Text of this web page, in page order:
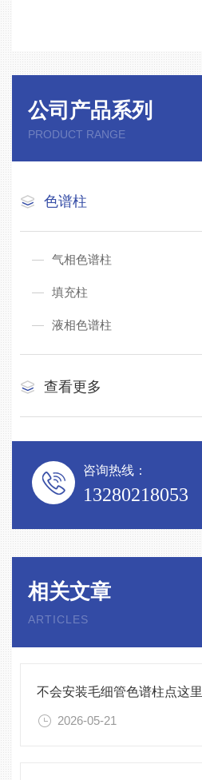
公司产品系列
PRODUCT RANGE
色谱柱
气相色谱柱
填充柱
液相色谱柱
查看更多
咨询热线：
13280218053
相关文章
ARTICLES
不会安装毛细管色谱柱点这里
2026-05-21